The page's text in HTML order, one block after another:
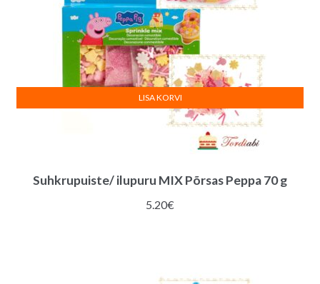
Suhkrupuiste/ ilupuru MIX Põrsas Peppa 70 g
5.20€
LISA KORVI